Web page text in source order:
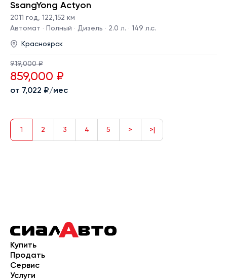
SsangYong Actyon
2011 год, 122,152 км
Автомат · Полный · Дизель · 2.0 л. · 149 л.с.
Красноярск
919,000 ₽
859,000 ₽
от 7,022 ₽/мес
1 2 3 4 5 > >|
Купить
Продать
Сервис
Услуги